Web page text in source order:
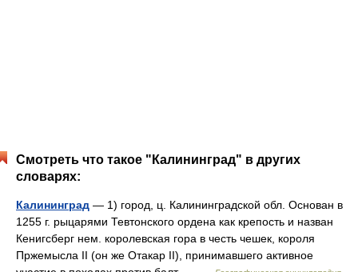
Смотреть что такое "Калининград" в других
словарях:
Калининград — 1) город, ц. Калининградской обл. Основан в
1255 г. рыцарями Тевтонского ордена как крепость и назван
Кенигсберг нем. королевская гора в честь чешек, короля
Пржемысла II (он же Отакар II), принимавшего активное